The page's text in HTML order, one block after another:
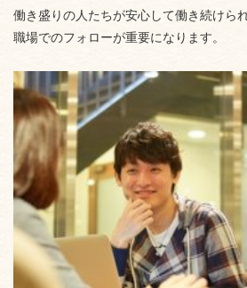
働き盛りの人たちが安心して働き続けら
職場でのフォローが重要になります。